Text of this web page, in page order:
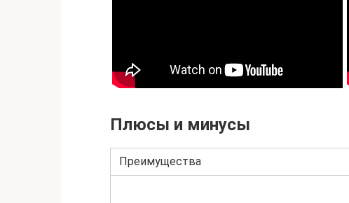
Плюсы и минусы
Преимущества